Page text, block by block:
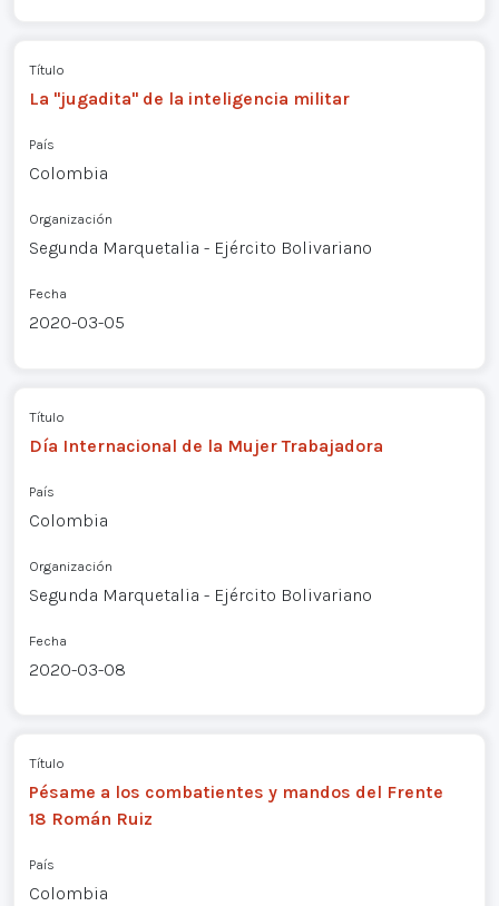
Título
La "jugadita" de la inteligencia militar
País
Colombia
Organización
Segunda Marquetalia - Ejército Bolivariano
Fecha
2020-03-05
Título
Día Internacional de la Mujer Trabajadora
País
Colombia
Organización
Segunda Marquetalia - Ejército Bolivariano
Fecha
2020-03-08
Título
Pésame a los combatientes y mandos del Frente
18 Román Ruiz
País
Colombia